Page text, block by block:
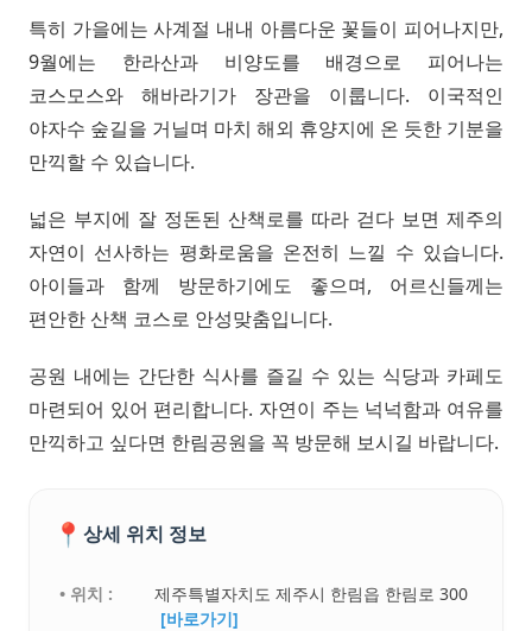
특히 가을에는 사계절 내내 아름다운 꽃들이 피어나지만,
9월에는 한라산과 비양도를 배경으로 피어나는
코스모스와 해바라기가 장관을 이룹니다. 이국적인
야자수 숲길을 거닐며 마치 해외 휴양지에 온 듯한 기분을
만끽할 수 있습니다.
넓은 부지에 잘 정돈된 산책로를 따라 걷다 보면 제주의
자연이 선사하는 평화로움을 온전히 느낄 수 있습니다.
아이들과 함께 방문하기에도 좋으며, 어르신들께는
편안한 산책 코스로 안성맞춤입니다.
공원 내에는 간단한 식사를 즐길 수 있는 식당과 카페도
마련되어 있어 편리합니다. 자연이 주는 넉넉함과 여유를
만끽하고 싶다면 한림공원을 꼭 방문해 보시길 바랍니다.
📍 상세 위치 정보
• 위치 :
제주특별자치도 제주시 한림읍 한림로 300
[바로가기]